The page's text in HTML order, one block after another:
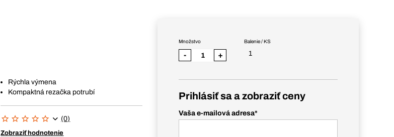
Rýchla výmena
Kompaktná rezačka potrubí
(0)
Zobraziť hodnotenie
Balenie / KS
1
Množstvo
- +
Prihlásiť sa a zobraziť ceny
Vaša e-mailová adresa*